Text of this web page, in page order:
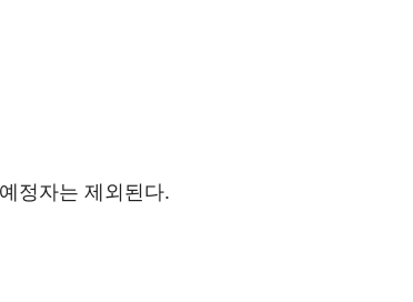
정자는 제외된다.